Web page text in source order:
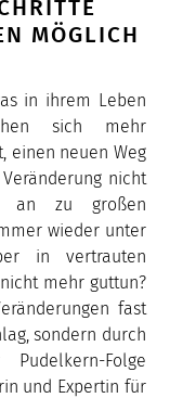
MÖGLICH M
in ihrem Leben
sich mehr
einen neuen Weg
nicht
an zu großen
wieder unter
in vertrauten
mehr guttun?
fast
sondern durch
Folge
und Expertin für